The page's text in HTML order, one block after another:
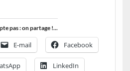
pas : on partage !...
E-mail Facebook
LinkedIn